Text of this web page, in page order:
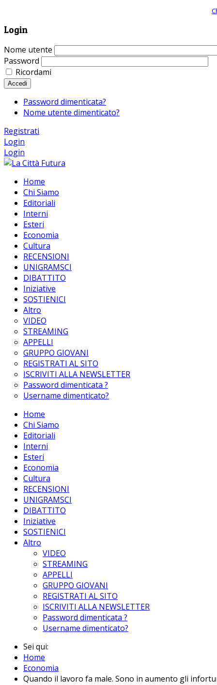
Login
Nome utente
Password
Ricordami
Accedi
Password dimenticata?
Nome utente dimenticato?
Registrati
Login
Login
Home
Chi Siamo
Editoriali
Interni
Esteri
Economia
Cultura
RECENSIONI
UNIGRAMSCI
DIBATTITO
Iniziative
SOSTIENICI
Altro
VIDEO
STREAMING
APPELLI
GRUPPO GIOVANI
REGISTRATI AL SITO
ISCRIVITI ALLA NEWSLETTER
Password dimenticata ?
Username dimenticato?
Home
Chi Siamo
Editoriali
Interni
Esteri
Economia
Cultura
RECENSIONI
UNIGRAMSCI
DIBATTITO
Iniziative
SOSTIENICI
Altro
VIDEO
STREAMING
APPELLI
GRUPPO GIOVANI
REGISTRATI AL SITO
ISCRIVITI ALLA NEWSLETTER
Password dimenticata ?
Username dimenticato?
Sei qui:
Home
Economia
Quando il lavoro fa male. Sono in aumento gli